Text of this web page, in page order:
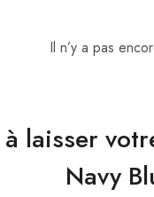
Il n’y a pas
laisser
Navy